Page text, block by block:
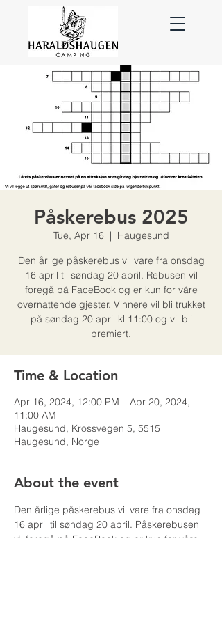
Påskerebus 2025
Tue, Apr 16
  |
Haugesund
Den årlige påskerebus vil vare fra onsdag
16 april til søndag 20 april. Rebusen vil
foregå på FaceBook og er kun for våre
overnattende gjester. Vinnere vil bli trukket
på søndag 20 april kl 11:00 og vil bli
premiert.
Time & Location
Apr 16, 2024, 12:00 PM – Apr 20, 2024,
11:00 AM
Haugesund, Krossvegen 5, 5515
Haugesund, Norge
About the event
Den årlige påskerebus vil vare fra onsdag
16 april til søndag 20 april. Påskerebusen
vil foregå på FaceBook og er kun for våre